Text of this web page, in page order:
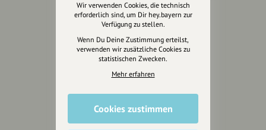
Wir unterstützen Euch
Fotografie & mehr
Marketing
Anakin Design
Wir verwenden Cookies, die technisch
erforderlich sind, um Dir hey.bayern zur
Verfügung zu stellen.
Wenn Du Deine Zustimmung erteilst,
verwenden wir zusätzliche Cookies zu
statistischen Zwecken.
Mehr erfahren
Cookies zustimmen